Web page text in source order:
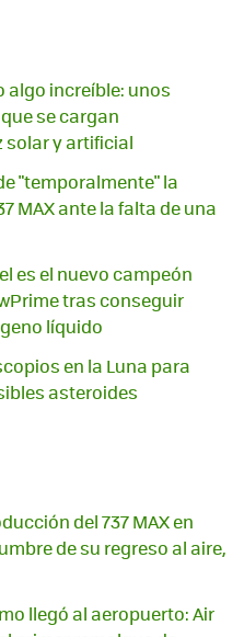
algo increíble: unos
se cargan
y artificial
"temporalmente" la
MAX ante la falta de una
es el nuevo campeón
tras conseguir
líquido
en la Luna para
asteroides
del 737 MAX en
de su regreso al aire,
llegó al aeropuerto: Air